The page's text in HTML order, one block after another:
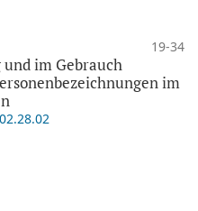
19-34
im Gebrauch
im